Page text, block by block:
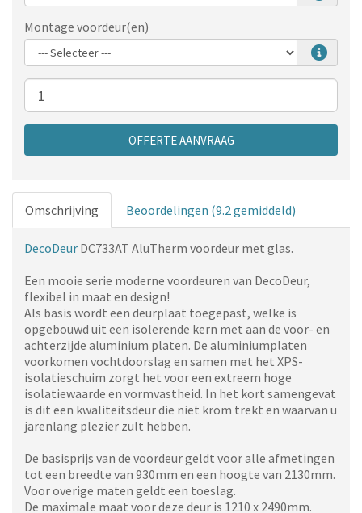
Montage voordeur(en)
Aantal
OFFERTE AANVRAAG
Omschrijving Beoordelingen (9.2 gemiddeld)
DecoDeur DC733AT AluTherm voordeur met glas.
Een mooie serie moderne voordeuren van DecoDeur,
flexibel in maat en design!
Als basis wordt een deurplaat toegepast, welke is
opgebouwd uit een isolerende kern met aan de voor- en
achterzijde aluminium platen. De aluminiumplaten
voorkomen vochtdoorslag en samen met het XPS-
isolatieschuim zorgt het voor een extreem hoge
isolatiewaarde en vormvastheid. In het kort samengevat
is dit een kwaliteitsdeur die niet krom trekt en waarvan u
jarenlang plezier zult hebben.
De basisprijs van de voordeur geldt voor alle afmetingen
tot een breedte van 930mm en een hoogte van 2130mm.
Voor overige maten geldt een toeslag.
De maximale maat voor deze deur is 1210 x 2490mm.